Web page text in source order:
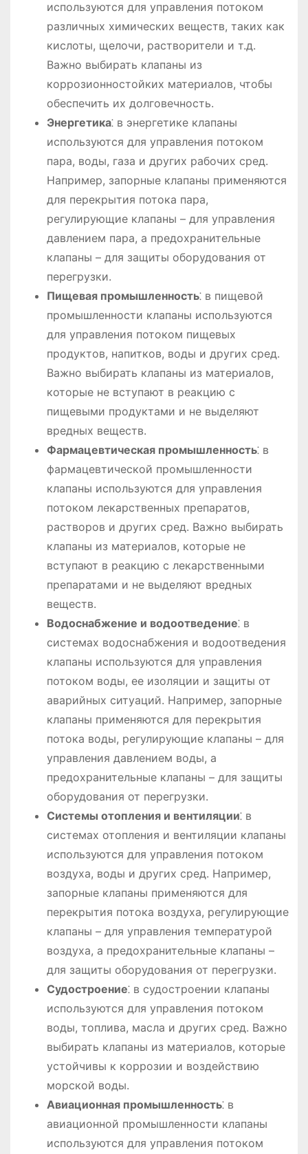
используются для управления потоком
различных химических веществ, таких как
кислоты, щелочи, растворители и т.д.
Важно выбирать клапаны из
коррозионностойких материалов, чтобы
обеспечить их долговечность.
Энергетика⁚ в энергетике клапаны
используются для управления потоком
пара, воды, газа и других рабочих сред.
Например, запорные клапаны применяются
для перекрытия потока пара,
регулирующие клапаны – для управления
давлением пара, а предохранительные
клапаны – для защиты оборудования от
перегрузки.
Пищевая промышленность⁚ в пищевой
промышленности клапаны используются
для управления потоком пищевых
продуктов, напитков, воды и других сред.
Важно выбирать клапаны из материалов,
которые не вступают в реакцию с
пищевыми продуктами и не выделяют
вредных веществ.
Фармацевтическая промышленность⁚ в
фармацевтической промышленности
клапаны используются для управления
потоком лекарственных препаратов,
растворов и других сред. Важно выбирать
клапаны из материалов, которые не
вступают в реакцию с лекарственными
препаратами и не выделяют вредных
веществ.
Водоснабжение и водоотведение⁚ в
системах водоснабжения и водоотведения
клапаны используются для управления
потоком воды, ее изоляции и защиты от
аварийных ситуаций. Например, запорные
клапаны применяются для перекрытия
потока воды, регулирующие клапаны – для
управления давлением воды, а
предохранительные клапаны – для защиты
оборудования от перегрузки.
Системы отопления и вентиляции⁚ в
системах отопления и вентиляции клапаны
используются для управления потоком
воздуха, воды и других сред. Например,
запорные клапаны применяются для
перекрытия потока воздуха, регулирующие
клапаны – для управления температурой
воздуха, а предохранительные клапаны –
для защиты оборудования от перегрузки.
Судостроение⁚ в судостроении клапаны
используются для управления потоком
воды, топлива, масла и других сред. Важно
выбирать клапаны из материалов, которые
устойчивы к коррозии и воздействию
морской воды.
Авиационная промышленность⁚ в
авиационной промышленности клапаны
используются для управления потоком